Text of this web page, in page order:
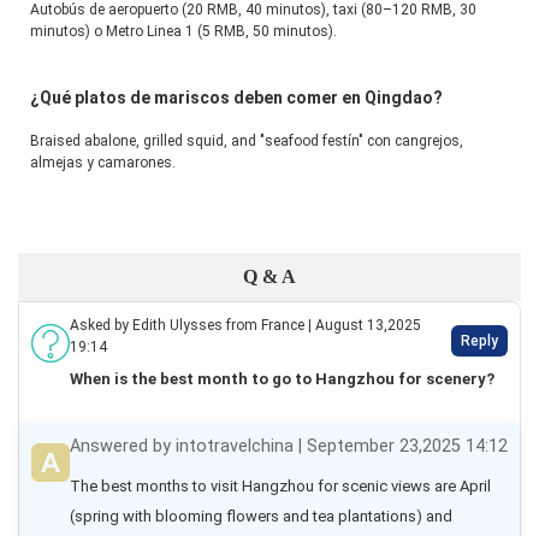
Autobús de aeropuerto (20 RMB, 40 minutos), taxi (80–120 RMB, 30
minutos) o Metro Linea 1 (5 RMB, 50 minutos).
¿Qué platos de mariscos deben comer en Qingdao?
Braised abalone, grilled squid, and "seafood festín" con cangrejos,
almejas y camarones.
Q & A
Asked by Edith Ulysses from France | August 13,2025
19:14
Reply
When is the best month to go to Hangzhou for scenery?
Answered by intotravelchina | September 23,2025 14:12
The best months to visit Hangzhou for scenic views are April
(spring with blooming flowers and tea plantations) and